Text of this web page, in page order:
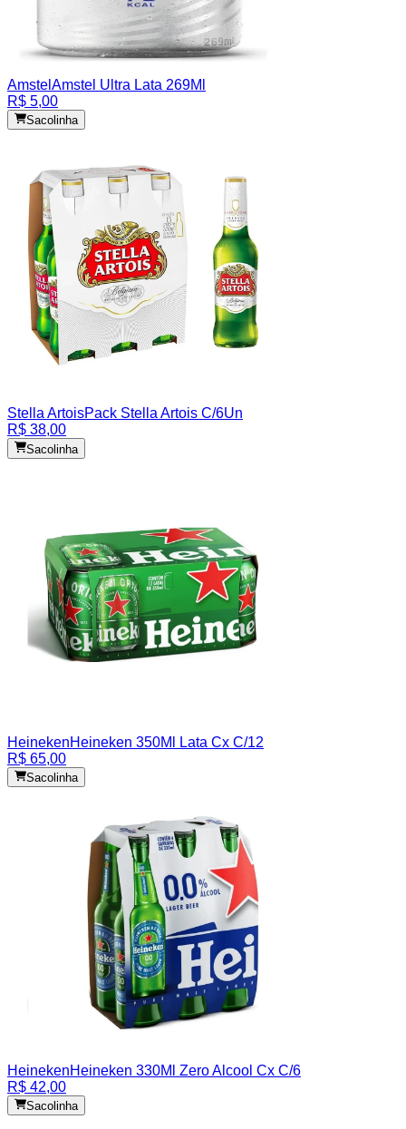
Amstel Amstel Ultra Lata 269Ml
R$ 5,00
Sacolinha
Stella ArtoisPack Stella Artois C/6Un
R$ 38,00
Sacolinha
HeinekenHeineken 350Ml Lata Cx C/12
R$ 65,00
Sacolinha
HeinekenHeineken 330Ml Zero Alcool Cx C/6
R$ 42,00
Sacolinha